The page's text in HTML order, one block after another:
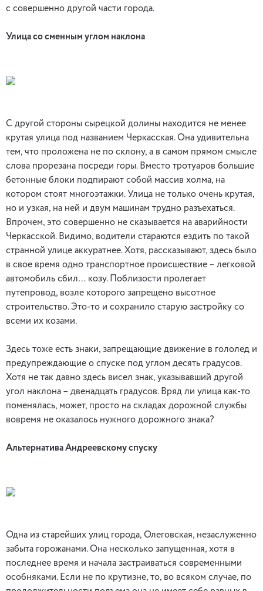
с совершенно другой части города.
Улица со сменным углом наклона
С другой стороны сырецкой долины находится не менее
крутая улица под названием Черкасская. Она удивительна
тем, что проложена не по склону, а в самом прямом смысле
слова прорезана посреди горы. Вместо тротуаров большие
бетонные блоки подпирают собой массив холма, на
котором стоят многоэтажки. Улица не только очень крутая,
но и узкая, на ней и двум машинам трудно разъехаться.
Впрочем, это совершенно не сказывается на аварийности
Черкасской. Видимо, водители стараются ездить по такой
странной улице аккуратнее. Хотя, рассказывают, здесь было
в свое время одно транспортное происшествие – легковой
автомобиль сбил… козу. Поблизости пролегает
путепровод, возле которого запрещено высотное
строительство. Это-то и сохранило старую застройку со
всеми их козами.
Здесь тоже есть знаки, запрещающие движение в гололед и
предупреждающие о спуске под углом десять градусов.
Хотя не так давно здесь висел знак, указывавший другой
угол наклона – двенадцать градусов. Вряд ли улица как-то
поменялась, может, просто на складах дорожной службы
вовремя не оказалось нужного дорожного знака?
Альтернатива Андреевскому спуску
Одна из старейших улиц города, Олеговская, незаслуженно
забыта горожанами. Она несколько запущенная, хотя в
последнее время и начала застраиваться современными
особняками. Если не по крутизне, то, во всяком случае, по